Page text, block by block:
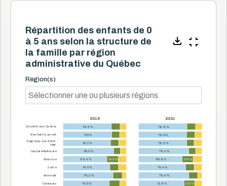
Répartition des enfants de 0
à 5 ans selon la structure de
la famille par région
administrative du Québec
Région(s)
76,5 %
77,0 %
75,1 %
80,2 %
69,4 % 18,2 %
74,0 %
79,2 %
73,0 %
76,6 %
76,0 %
76,2 %
79,4 %
68,9 % 17,4 %
74,4 %
79,4 %
71,9 % 17,2 %
2016
Ensemble du Québec
Bas-Saint-Laurent
Saguenay–Lac-Saint-
Jean
Capitale-Nationale
Mauricie
Estrie
Montréal
Outaouais
2021